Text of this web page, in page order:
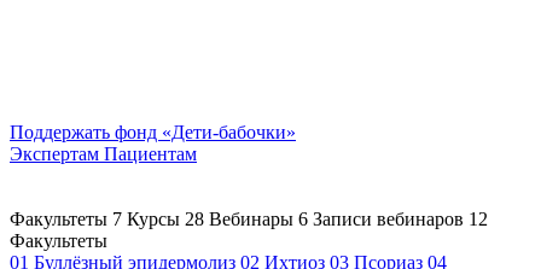
Поддержать фонд «Дети-бабочки»
Экспертам Пациентам
Факультеты 7 Курсы 28 Вебинары 6 Записи вебинаров 12
Факультеты
01 Буллёзный эпидермолиз 02 Ихтиоз 03 Псориаз 04